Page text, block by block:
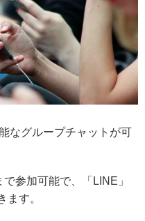
なグループチャットが可
参加可能で、「LINE」
ます。